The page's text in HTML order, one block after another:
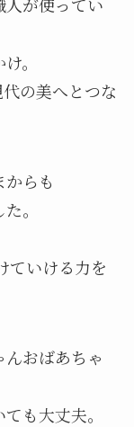
。
の美へとつな
らも
。
ていける力を
おばあちゃ
も大丈夫。